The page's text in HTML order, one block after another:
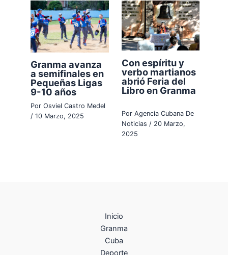
Granma avanza
a semifinales en
Pequeñas Ligas
9-10 años
PorOsviel Castro Medel
/10 Marzo, 2025
Con espíritu y
verbo martianos
abrió Feria del
Libro en Granma
Por Agencia Cubana De
Noticias / 20 Marzo,
2025
Inicio
Granma
Cuba
Deporte